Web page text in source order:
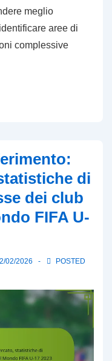
meglio
aree di
complessive
di
dei club
FIFA U-
02/2026
POSTED